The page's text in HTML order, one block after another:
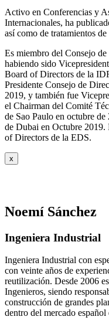
Activo en Conferencias y
Internacionales, ha
así como de tratamientos
Es miembro del Consejo
habiendo sido
Board of Directors de la
Presidente Consejo de
2019, y también fue
el Chairman del Comité
de Sao Paulo en octubre
de Dubai en Octubre 2019.
of Directors de la EDS.
x
Noemí Sánchez
Ingeniera Industrial
Ingeniera Industrial con
con veinte años de
reutilización. Desde 2006
Ingenieros, siendo
construcción de grandes
dentro del mercado